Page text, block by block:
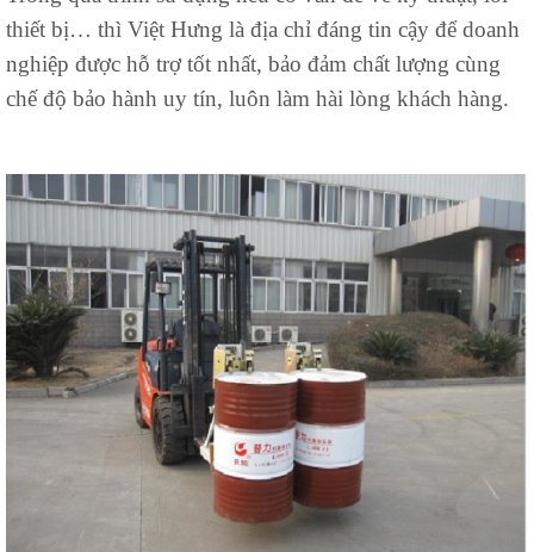
thiết bị… thì Việt Hưng là địa chỉ đáng tin cậy để doanh
nghiệp được hỗ trợ tốt nhất, bảo đảm chất lượng cùng
chế độ bảo hành uy tín, luôn làm hài lòng khách hàng.